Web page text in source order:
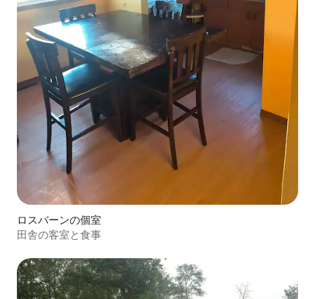
ロスバーンの個室
田舎の客室と食事